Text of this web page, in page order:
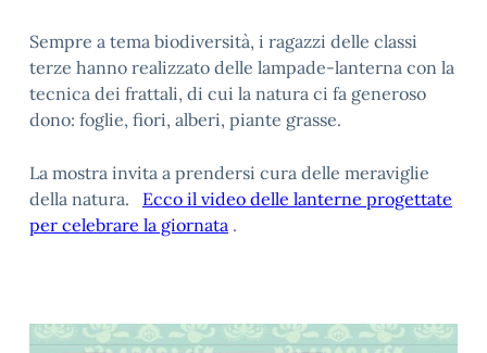
Sempre a tema biodiversità, i ragazzi delle classi
terze hanno realizzato delle lampade-lanterna con la
tecnica dei frattali, di cui la natura ci fa generoso
dono: foglie, fiori, alberi, piante grasse.
La mostra invita a prendersi cura delle meraviglie
della natura.
Ecco il video delle lanterne progettate
per celebrare la giornata .